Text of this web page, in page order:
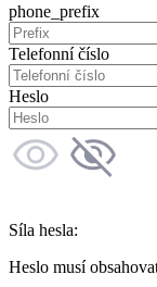
phone_prefix
Telefonní číslo
Heslo
Síla hesla:
Heslo musí